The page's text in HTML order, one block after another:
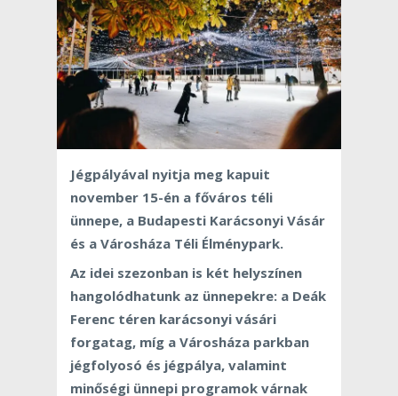
Jégpályával nyitja meg kapuit
november 15-én a főváros téli
ünnepe, a Budapesti Karácsonyi Vásár
és a Városháza Téli Élménypark.
Az idei szezonban is két helyszínen
hangolódhatunk az ünnepekre: a Deák
Ferenc téren karácsonyi vásári
forgatag, míg a Városháza parkban
jégfolyosó és jégpálya, valamint
minőségi ünnepi programok várnak